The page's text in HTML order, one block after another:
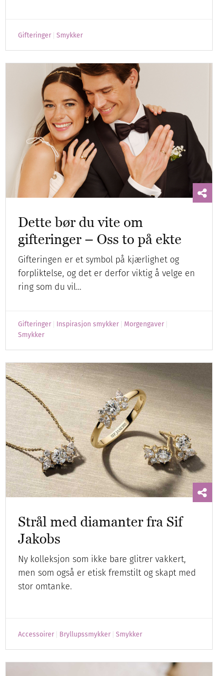
Gifteringer Smykker
Dette bør du vite om
gifteringer – Oss to på ekte
Gifteringen er et symbol på kjærlighet og
forpliktelse, og det er derfor viktig å velge en
ring som du vil…
Gifteringer Inspirasjon smykker
Morgengaver
Smykker
Strål med diamanter fra Sif
Jakobs
Ny kolleksjon som ikke bare glitrer vakkert,
men som også er etisk fremstilt og skapt med
stor omtanke.
Accessoirer Bryllupssmykker Smykker